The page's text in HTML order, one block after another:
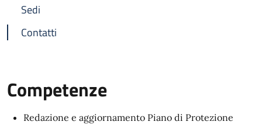
Sedi
Contatti
Competenze
Redazione e aggiornamento Piano di Protezione